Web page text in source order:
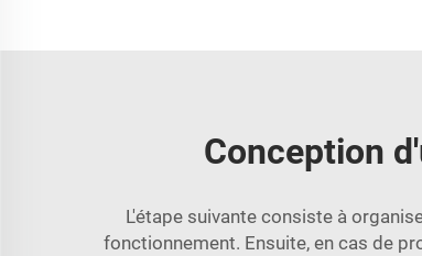
Conception
L'étape suivante consiste à
fonctionnement. Ensuite, en cas de